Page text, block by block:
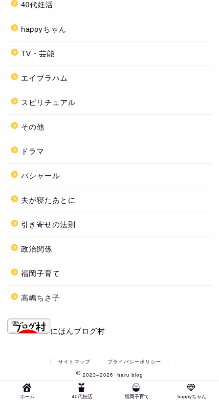
40代妊活
happyちゃん
TV・芸能
エイブラハム
スピリチュアル
その他
ドラマ
バシャール
夫が寝たあとに
引き寄せの法則
政治関係
福岡子育て
高嶋ちさ子
にほんブログ村
サイトマップ プライバシーポリシー
2023–2026 haru blog
ホーム 40代妊活 福岡子育て happyちゃん